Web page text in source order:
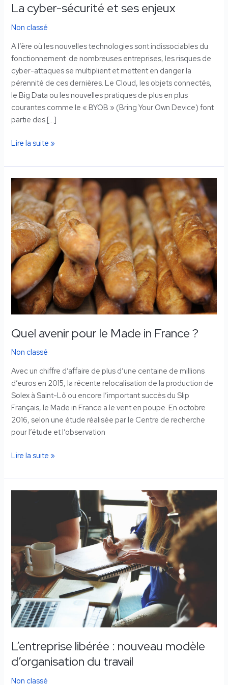
La cyber-sécurité et ses enjeux
Non classé
A l’ère où les nouvelles technologies sont indissociables du
fonctionnement de nombreuses entreprises, les risques de
cyber-attaques se multiplient et mettent en danger la
pérennité de ces dernières. Le Cloud, les objets connectés,
le Big Data ou les nouvelles pratiques de plus en plus
courantes comme le « BYOB » (Bring Your Own Device) font
partie des […]
Lire la suite »
Quel avenir pour le Made in France ?
Non classé
Avec un chiffre d’affaire de plus d’une centaine de millions
d’euros en 2015, la récente relocalisation de la production de
Solex à Saint-Lô ou encore l’important succès du Slip
Français, le Made in France a le vent en poupe. En octobre
2016, selon une étude réalisée par le Centre de recherche
pour l’étude et l’observation
Quel
avenir
pour
le
Made
in
France
?
Lire la suite »
L’entreprise libérée : nouveau modèle
d’organisation du travail
Non classé
modèle
d’organisation
du
travail